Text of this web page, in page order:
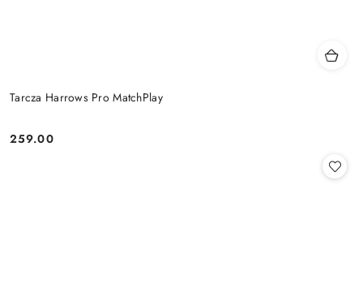
Tarcza Harrows Pro MatchPlay
Cena:
259.00